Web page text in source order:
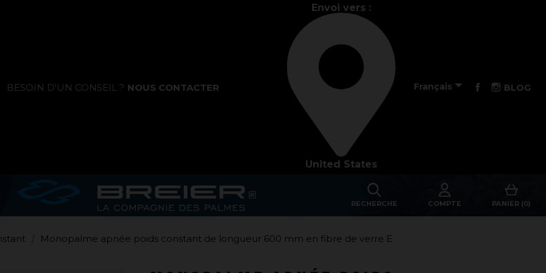
La marque
Comment nous voulons le faire
Comment nous innovons
Une histoire d'innovations - Saison 1 :
Genesis
La performance
La conception de nos palmes
Matériaux et composants
Les étapes de fabrication
Sur-mesure
Réparations de vos palmes Breier
BESOIN D'UN CONSEIL ? NOUS CONTACTER
Envoi vers :
United States
Français Facebook
BLOG
RECHERCHE COMPTE PANIER (0)
Monopalme apnée poids constant de longueur 600 mm en fibre de verre E